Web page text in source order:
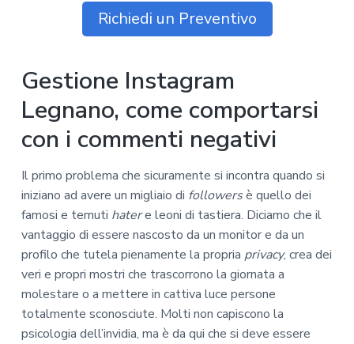
Richiedi un Preventivo
Gestione Instagram
Legnano, come comportarsi
con i commenti negativi
Il primo problema che sicuramente si incontra quando si
iniziano ad avere un migliaio di followersè quello dei
famosi e temuti hatere leoni di tastiera. Diciamo che il
vantaggio di essere nascosto da un monitor e da un
profilo che tutela pienamente la propria privacy, crea dei
veri e propri mostri che trascorrono la giornata a
molestare o a mettere in cattiva luce persone
totalmente sconosciute. Molti non capiscono la
psicologia dell’invidia, ma è da qui che si deve essere